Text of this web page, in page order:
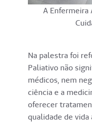
A Enfermeira
Na palestra foi
Paliativo não
médicos, nem
ciência e a
oferecer
qualidade de vida